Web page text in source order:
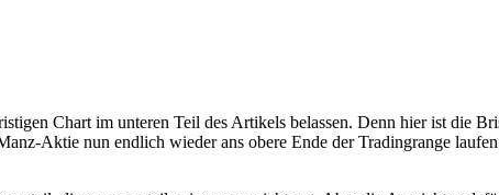
Chart im unteren Teil des Artikels belassen. Denn hier ist die
Aktie nun endlich wieder ans obere Ende der Tradingrange